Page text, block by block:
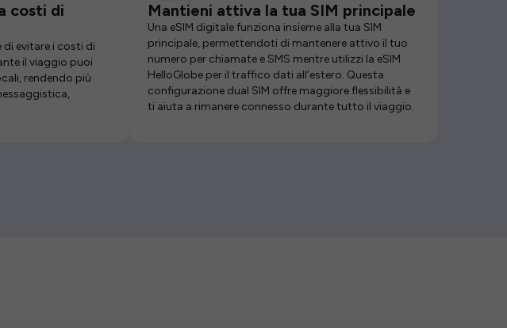
costi di
di evitare i costi di
il viaggio puoi
rendendo più
Mantieni attiva la tua SIM principale
Una eSIM digitale funziona insieme alla tua SIM
principale, permettendoti di mantenere attivo il tuo
numero per chiamate e SMS mentre utilizzi la eSIM
HelloGlobe per il traffico dati all’estero. Questa
configurazione dual SIM offre maggiore flessibilità e
ti aiuta a rimanere connesso durante tutto il viaggio.